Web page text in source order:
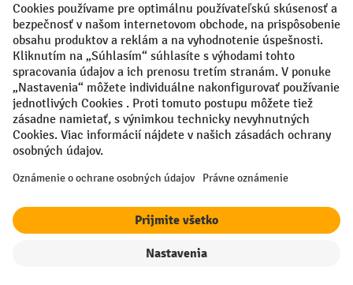
Faktúra Predplatba
Sociálne siete
Facebook
YouTube
LinkedIn
Nastavenia ochrany osobných údajov
All prices excl. VAT plus shipping costsand possible delivery charges,
if not stated otherwise.